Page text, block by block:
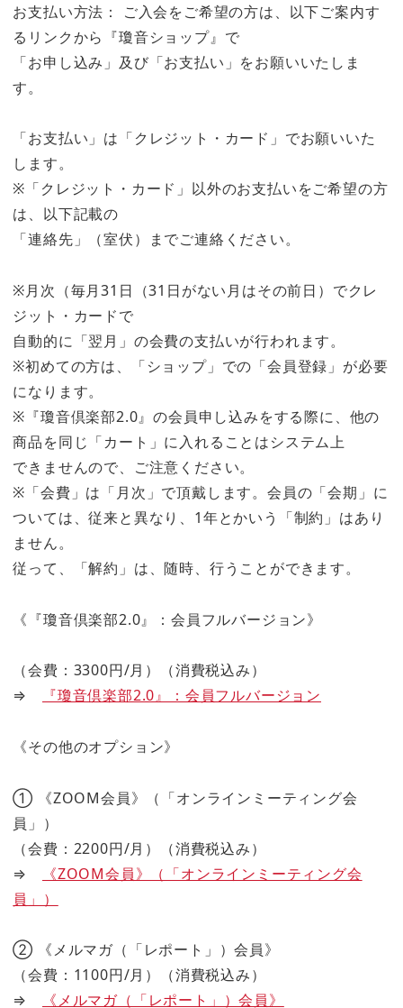
お支払い方法： ご入会をご希望の方は、以下ご案内す
るリンクから『瓊音ショップ』で
「お申し込み」及び「お支払い」をお願いいたしま
す。
「お支払い」は「クレジット・カード」でお願いいた
します。
※「クレジット・カード」以外のお支払いをご希望の方
は、以下記載の
「連絡先」（室伏）までご連絡ください。
※月次（毎月31日（31日がない月はその前日）でクレ
ジット・カードで
自動的に「翌月」の会費の支払いが行われます。
※初めての方は、「ショップ」での「会員登録」が必要
になります。
※『瓊音倶楽部2.0』の会員申し込みをする際に、他の
商品を同じ「カート」に入れることはシステム上
できませんので、ご注意ください。
※「会費」は「月次」で頂戴します。会員の「会期」に
ついては、従来と異なり、1年とかいう「制約」はあり
ません。
従って、「解約」は、随時、行うことができます。
《『瓊音倶楽部2.0』：会員フルバージョン》
（会費：3300円/月）（消費税込み）
⇒
『瓊音倶楽部2.0』：会員フルバージョン
《その他のオプション》
① 《ZOOM会員》（「オンラインミーティング会
員」）
（会費：2200円/月）（消費税込み）
⇒
《ZOOM会員》（「オンラインミーティング会
員」）
② 《メルマガ（「レポート」）会員》
（会費：1100円/月）（消費税込み）
⇒
《メルマガ（「レポート」）会員》